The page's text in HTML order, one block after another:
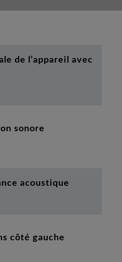
de l’appareil avec
sonore
acoustique
côté gauche